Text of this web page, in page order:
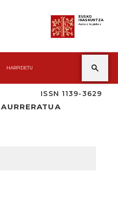
EUSKO
IKASKUNTZA
Asmoz ta jakitez
HARPIDETU
ISSN 1139-3629